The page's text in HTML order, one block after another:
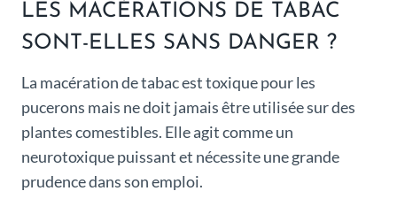
LES MACÉRATIONS DE TABAC
SONT-ELLES SANS DANGER ?
La macération de tabac est toxique pour les
pucerons mais ne doit jamais être utilisée sur des
plantes comestibles. Elle agit comme un
neurotoxique puissant et nécessite une grande
prudence dans son emploi.